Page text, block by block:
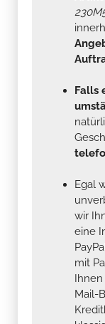
Falls
Egal
wir
eine
mit
Mail-